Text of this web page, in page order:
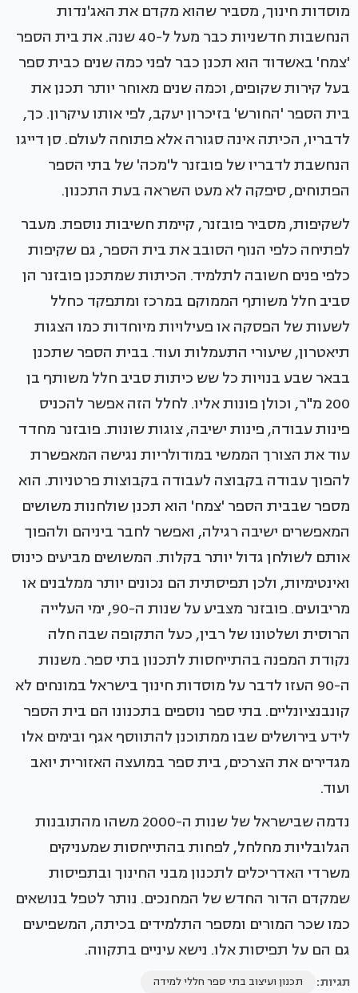
מוסדות חינוך, מסביר שהוא מקדם את האג'נדות
הנחשבות חדשניות כבר מעל ל-40 שנה. את בית הספר
'צמח' באשדוד הוא תכנן כבר לפני כמה שנים כבית ספר
בעל קירות שקופים, וכמה שנים מאוחר יותר תכנן את
בית הספר 'החורש' בזיכרון יעקב, לפי אותו עיקרון. כך,
לדבריו, הכיתה אינה סגורה אלא פתוחה לעולם. סן דייגו
הנחשבת לדבריו של פובזנר ל'מכה' של בתי הספר
הפתוחים, סיפקה לא מעט השראה בעת התכנון.
לשקיפות, מסביר פובזנר, קיימת חשיבות נוספת. מעבר
לפתיחה כלפי הנוף הסובב את בית הספר, גם שקיפות
כלפי פנים חשובה לתלמיד. הכיתות שמתכנן פובזנר הן
סביב חלל משותף הממוקם במרכז ומתפקד כחלל
לשעות של הפסקה או פעילויות מיוחדות כמו הצגות
תיאטרון, שיעורי התעמלות ועוד. בבית הספר שתכנן
בבאר שבע בנויות כל שש כיתות סביב חלל משותף בן
200 מ"ר, וכולן פונות אליו. לחלל הזה אפשר להכניס
פינות עבודה, פינות ישיבה, צוגות שונות. פובזנר מחדד
עוד את הצורך הממשי במודולריות נגישה המאפשרת
להפוך עבודה בקבוצה לעבודה בקבוצות פרטניות. הוא
מספר שבבית הספר 'צמח' הוא תכנן שולחנות משושים
המאפשרים ישיבה רגילה, ואפשר לחבר ביניהם ולהפוך
אותם לשולחן גדול יותר בקלות. המשושים מביעים כינוס
ואינטימיות, ולכן תפיסתית הם נכונים יותר ממלבנים או
מריבועים. פובזנר מצביע על שנות ה-90, ימי העלייה
הרוסית ושלטונו של רבין, כעל התקופה שבה חלה
נקודת המפנה בהתייחסות לתכנון בתי ספר. משנות
ה-90 העזו לדבר על מוסדות חינוך בישראל במונחים לא
קונבנציונליים. בתי ספר נוספים בתכנונו הם בית הספר
לידע בירושלים שבו ממתוכנן להתווסף אגף ובימים אלו
מגדירים את הצרכים, בית ספר במועצה האזורית יואב
ועוד.
נדמה שבישראל של שנות ה-2000 משהו מהתובנות
הגלובליות מחלחל, לפחות בהתייחסות שמעניקים
משרדי האדריכלים לתכנון מבני החינוך ובתפיסות
שמקדם הדור החדש של המחנכים. נותר לטפל בנושאים
כמו שכר המורים ומספר התלמידים בכיתה, המשפיעים
גם הם על תפיסות אלו. נישא עיניים בתקווה.
תגיות: תכנון ועיצוב בתי ספר חללי למידה